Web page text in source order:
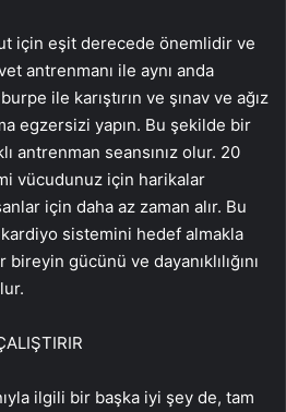
için eşit derecede önemlidir ve
antrenmanı ile aynı anda
ile karıştırın ve şınav ve ağız
egzersizi yapın. Bu şekilde bir
antrenman seansınız olur. 20
vücudunuz için harikalar
için daha az zaman alır. Bu
sistemini hedef almakla
gücünü ve dayanıklılığını
ilgili bir başka iyi şey de, tam